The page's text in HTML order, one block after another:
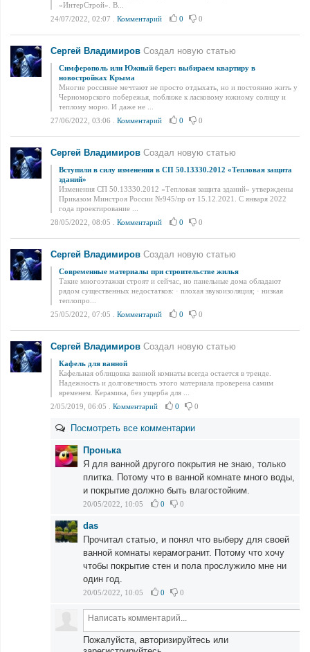
«ИнтерСтрой». В...
24/07/2022, 02:07
Комментарий 0 0
Сергей Владимиров Создал новую статью
Симферополь или Южный берег: выбираем квартиру в
новостройках Крыма
Многие россияне мечтают не просто отдыхать, но и постоянно жить у
Черноморского побережья, поближе к ласковому южному солнцу и
теплому морю. И даже не ...
27/06/2022, 03:06
Комментарий 0 0
Сергей Владимиров Создал новую статью
Вступили в силу изменения в СП 50.13330.2012 «Тепловая защита
зданий»
Изменения СП 50.13330.2012 «Тепловая защита зданий» утверждены
Приказом Минстроя России №945/пр от 15.12.2021. С января 2022
года проектирование ...
28/05/2022, 08:05
Комментарий 0 0
Сергей Владимиров Создал новую статью
Современные материалы при строительстве жилья
Такие многоэтажки строят и сейчас, но панельные дома обладают
рядом существенных недостатков: · плохая звукоизоляция; · низкая
теплопро...
25/05/2022, 07:05
Комментарий 0 0
Сергей Владимиров Создал новую статью
Кафель для ванной
Кафельная облицовка ванной комнаты всегда остается в тренде.
Надежность и долговечность этого материала проверена самим
временем. Керамика, без ущерба для ...
2/05/2019, 06:05
Комментарий 0 0
Посмотреть все комментарии
Пронька
Я для ванной другого покрытия не знаю, только
плитка. Потому что в ванной комнате много воды,
и покрытие должно быть влагостойким.
20/05/2022, 10:05 0 0
das
Прочитал статью, и понял что выберу для своей
ванной комнаты керамогранит. Потому что хочу
чтобы покрытие стен и пола прослужило мне ни
один год.
20/05/2022, 10:05 0 0
Пожалуйста, авторизируйтесь или